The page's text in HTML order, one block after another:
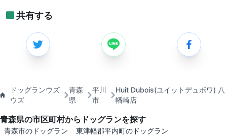
共有する
ドッグランウズ
ウズ
青森
県
平川
市
Huit Dubois(ユイットデュボワ) 八
幡崎店
青森県の市区町村からドッグランを探す
青森市のドッグラン
東津軽郡平内町のドッグラン